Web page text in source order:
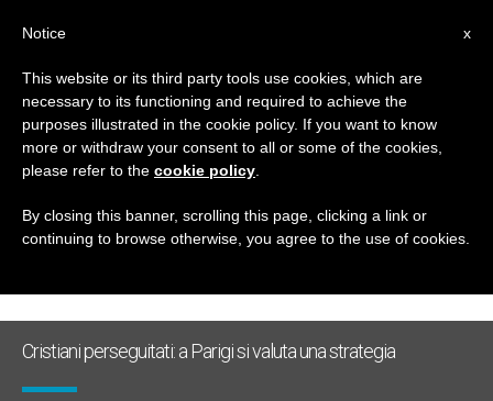
GIORNO
Settembre 9th, 2015
ULTIME NOTIZIE
Cristiani perseguitati: a Parigi si valuta una strategia
x
Notice
This website or its third party tools use cookies, which are
necessary to its functioning and required to achieve the
purposes illustrated in the cookie policy. If you want to know
more or withdraw your consent to all or some of the cookies,
please refer to the cookie policy
By closing this banner, scrolling this page, clicking a link or
continuing to browse otherwise, you agree to the use of cookies.